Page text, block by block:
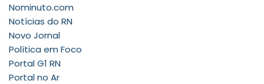
Nominuto.com
Notícias do RN
Novo Jornal
Política em Foco
Portal G1 RN
Portal no Ar